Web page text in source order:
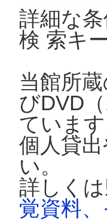
詳細な
検 索キ
当館所
びDVD
ています
個人貸
い。
詳しく
覚資料